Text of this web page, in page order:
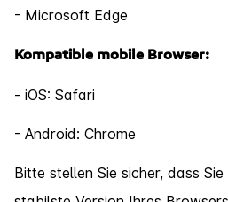
- Microsoft Edge
Kompatible mobile Browser:
- iOS: Safari
- Android: Chrome
Bitte stellen Sie sicher, dass Sie